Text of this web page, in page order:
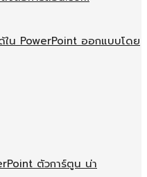
ใน PowerPoint ออกแบบโดย